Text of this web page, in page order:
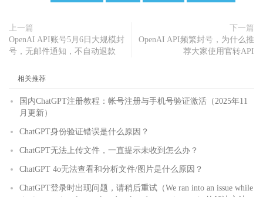
上一篇
OpenAI API账号5月6日大规模封
号，无邮件通知，不自动退款
下一篇
OpenAI API频繁封号，为什么推
荐大家使用官转API
相关推荐
国内ChatGPT注册教程：帐号注册与手机号验证激活（2025年11
月更新）
ChatGPT身份验证错误是什么原因？
ChatGPT无法上传文件，一直提示未收到怎么办？
ChatGPT 4o无法查看和分析文件/图片是什么原因？
ChatGPT登录时出现问题，请稍后重试（We ran into an issue while